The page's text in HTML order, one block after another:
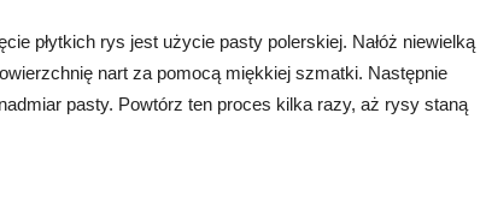
płytkich rys jest użycie pasty polerskiej. Nałóż niewielką
nart za pomocą miękkiej szmatki. Następnie
pasty. Powtórz ten proces kilka razy, aż rysy staną